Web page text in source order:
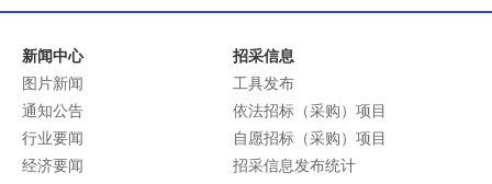
新闻中心
图片新闻
通知公告
行业要闻
经济要闻
招采信息
工具发布
依法招标（采购）项目
自愿招标（采购）项目
招采信息发布统计